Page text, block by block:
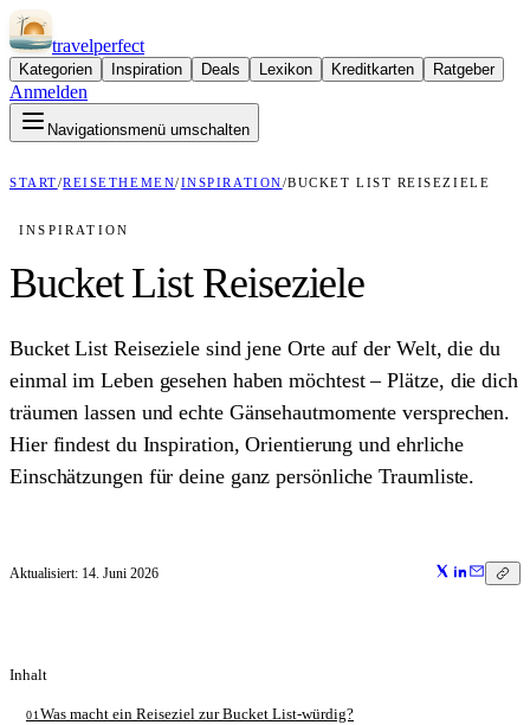
travelperfect
Kategorien Inspiration Deals Lexikon Kreditkarten Ratgeber
Anmelden
Navigationsmenü umschalten
START/REISETHEMEN/INSPIRATION/BUCKET LIST REISEZIELE
INSPIRATION
Bucket List Reiseziele
Bucket List Reiseziele sind jene Orte auf der Welt, die du
einmal im Leben gesehen haben möchtest – Plätze, die dich
träumen lassen und echte Gänsehautmomente versprechen.
Hier findest du Inspiration, Orientierung und ehrliche
Einschätzungen für deine ganz persönliche Traumliste.
Aktualisiert: 14. Juni 2026
Inhalt
01 Was macht ein Reiseziel zur Bucket List-würdig?